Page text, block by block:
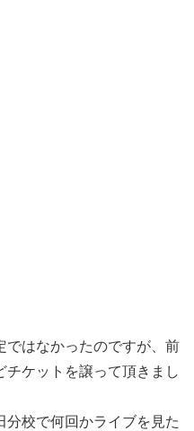
ではなかったのですが、前
チケットを譲って頂きまし
校で何回かライブを見た